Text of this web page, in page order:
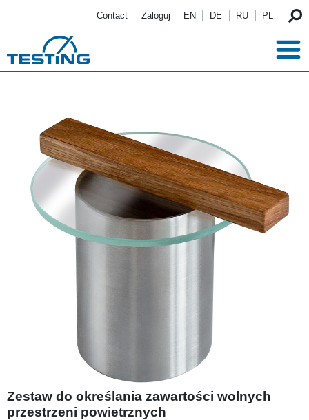
Contact Zaloguj EN DE RU PL
Zestaw do określania zawartości wolnych
przestrzeni powietrznych